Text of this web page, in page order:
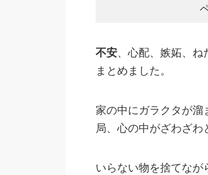
不安、心配、嫉妬、ね
まとめました。
家の中にガラクタが
局、心の中がざわざわ
いらない物を捨てなが